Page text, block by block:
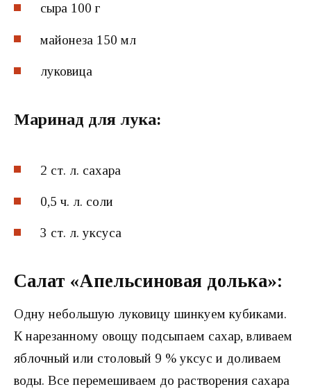
сыра 100 г
майонеза 150 мл
луковица
Маринад для лука:
2 ст. л. сахара
0,5 ч. л. соли
3 ст. л. уксуса
Салат «Апельсиновая долька»:
Одну небольшую луковицу шинкуем кубиками.
К нарезанному овощу подсыпаем сахар, вливаем
яблочный или столовый 9 % уксус и доливаем
воды. Все перемешиваем до растворения сахара